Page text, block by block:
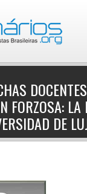
FORZOSA: LA
DE